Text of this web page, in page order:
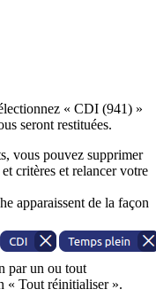
« CDI (941) »
seront restituées.
vous pouvez supprimer
critères et relancer votre
apparaissent de la façon
par un ou tout
« Tout réinitialiser ».